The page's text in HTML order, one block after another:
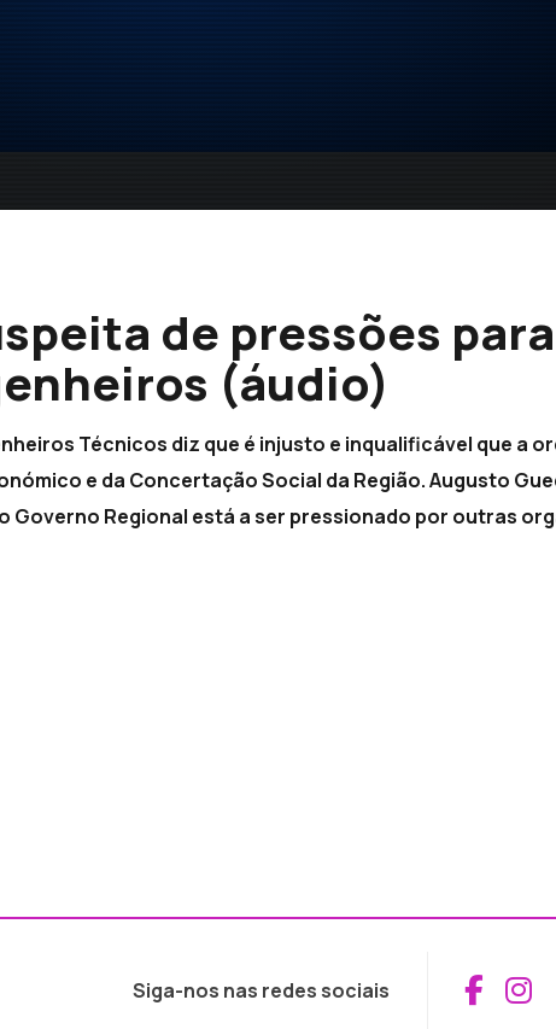
de pressões para
(áudio)
Técnicos diz que é injusto e inqualificável que a
e da Concertação Social da Região. Augusto
Governo Regional está a ser pressionado por outras
Siga-nos nas redes sociais